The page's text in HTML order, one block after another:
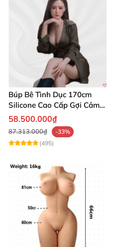
Búp Bê Tình Dục 170cm
Silicone Cao Cấp Gợi Cảm
Giống Thật
58.500.000₫
87.313.000₫
-33%
(495)